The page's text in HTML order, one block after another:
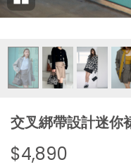
交叉綁帶設計迷你
$4,890